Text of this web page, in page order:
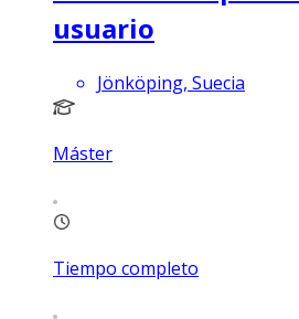
usuario
Jönköping, Suecia
Máster
Tiempo completo